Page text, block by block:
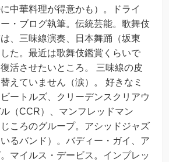
中華料理が得意かも）。ドライ
・ブログ執筆。伝統芸能。歌舞伎
、三味線演奏、日本舞踊（坂東
た。最近は歌舞伎鑑賞くらいで
活させたいところ。 三味線の皮
えていません（涙）。 好きなミ
ートルズ、クリーデンスクリアウ
（CCR）、マンフレッドマン
じころのグループ。アシッドジャズ
るバンド）。バディー・ガイ、ア
マイルス・デービス。インプレッ